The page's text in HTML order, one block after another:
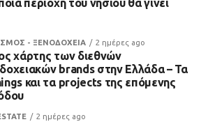
περιοχή του νησιού θα γίνει
- ΞΕΝΟΔΟΧΕΙΑ 2 ημέρες ago
χάρτης των διεθνών
brands στην Ελλάδα – Τα
και τα projects της επόμενης
2 ημέρες ago